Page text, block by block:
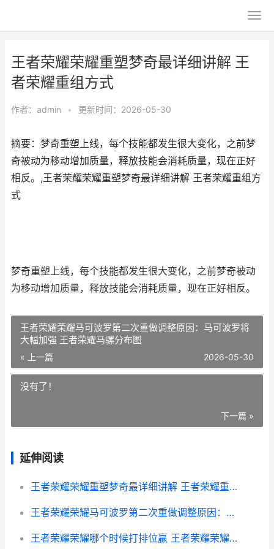
王者荣耀荣耀重塑梦奇最详细讲解 王
者荣耀重组方式
作者： admin • 更新时间：2026-05-30
摘要：梦奇重塑上线，每个技能都发生很大变化，之前梦
奇被动为移动增加质量，释放技能会消耗质量，现在正好
相反。,王者荣耀荣耀重塑梦奇最详细讲解 王者荣耀重组方
式
梦奇重塑上线，每个技能都发生很大变化，之前梦奇被动
为移动增加质量，释放技能会消耗质量，现在正好相反。
王者荣耀荣耀马可波罗第二次重做调整原因：马可波罗将
大幅加强 王者荣耀马骡分布图
« 上一篇 2026-05-30
没有了！
下一篇 »
延伸阅读
王者荣耀荣耀重塑梦奇最详细讲解 王者荣耀重组方式
王者荣耀荣耀马可波罗第二次重做调整原因：马可波罗将大幅加强 王者荣耀马骡分布图
王者荣耀荣耀哪个时候打排位赢 王者荣耀荣耀哪个称号最难